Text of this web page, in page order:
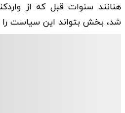
هنانند سنوات قبل که از
شد، بخش بتواند این سیاست را